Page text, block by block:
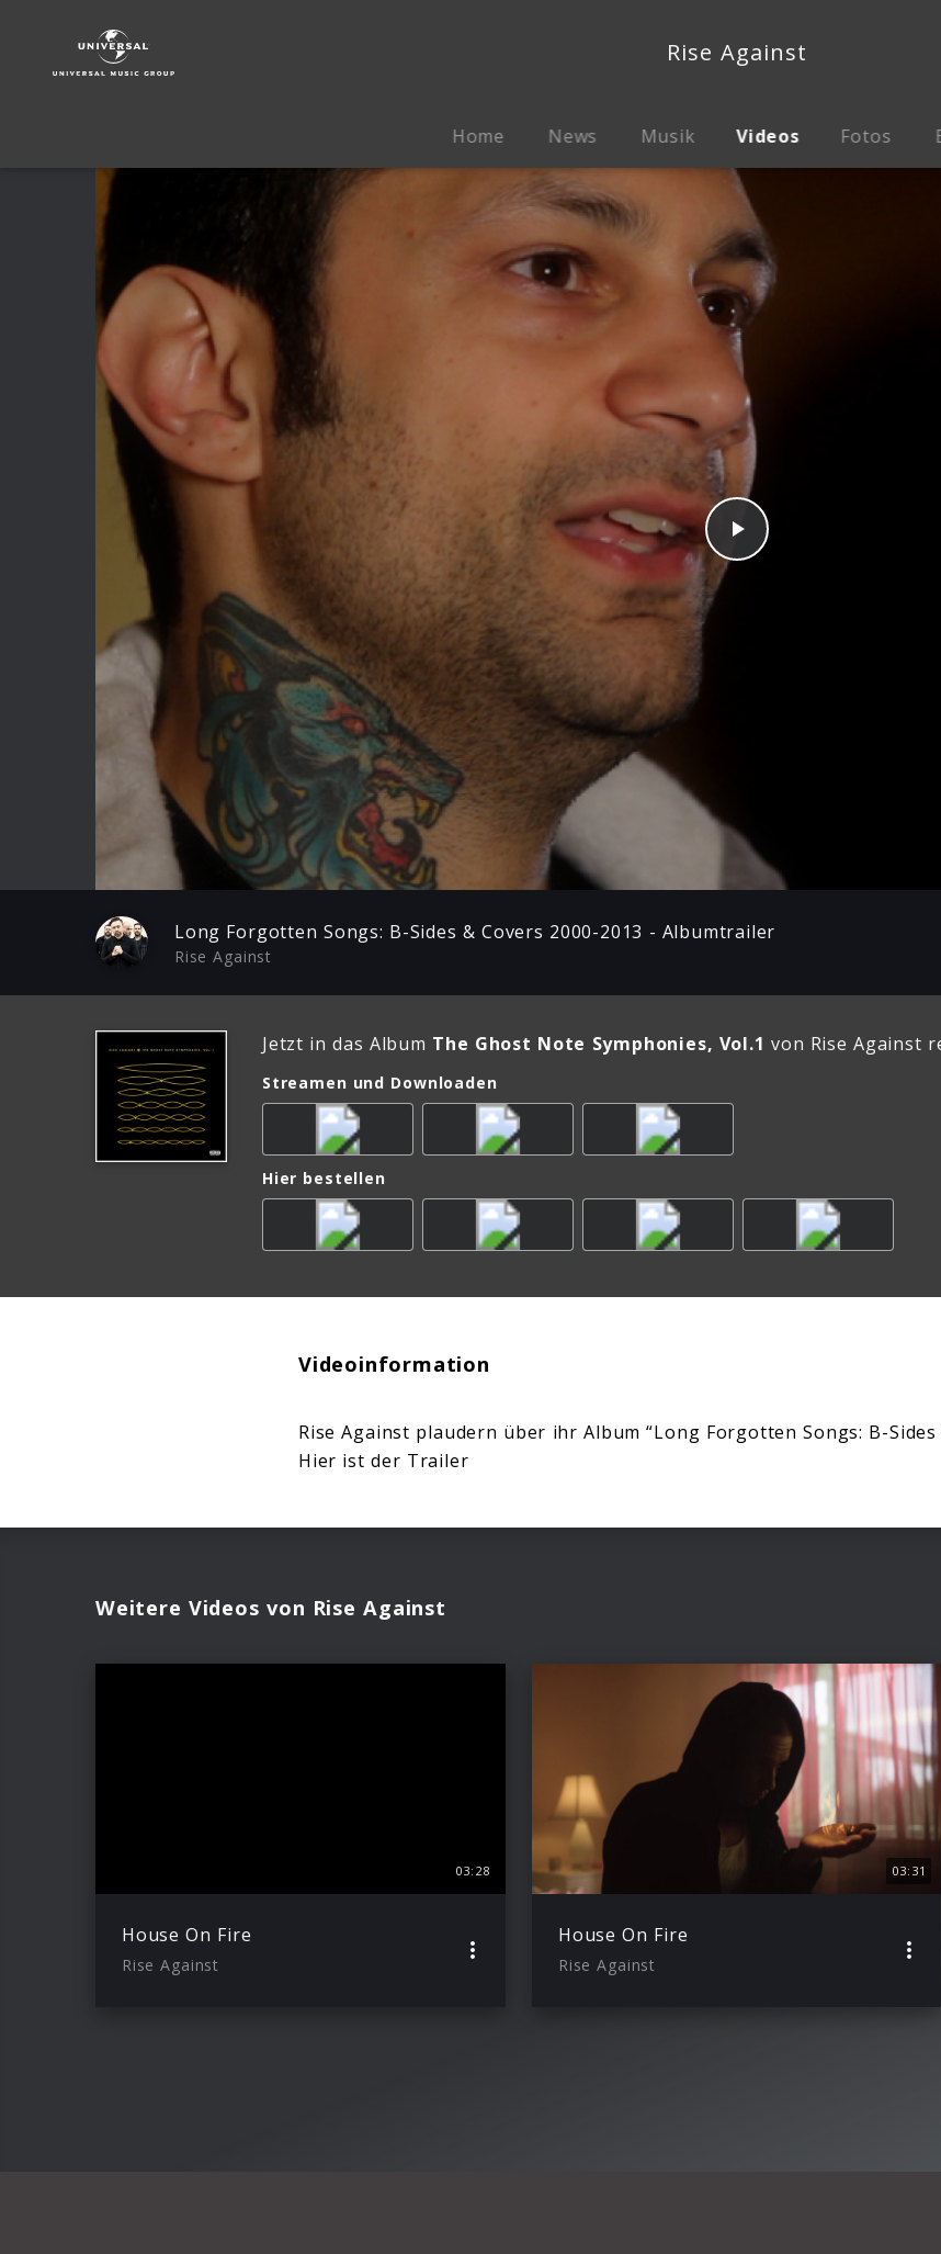
Rise Against
Home News Musik Videos Fotos
Play
Play
Long Forgotten Songs: B-Sides & Covers 2000-2013 - Albumtrailer
Rise Against
Jetzt in das Album The Ghost Note Symphonies, Vol.1 von Rise Against
Streamen und Downloaden
Hier bestellen
Videoinformation
Rise Against plaudern über ihr Album “Long Forgotten Songs: B-Sides
Hier ist der Trailer
Weitere Videos von Rise Against
03:28
House On Fire
Rise Against
03:31
House On Fire
Rise Against